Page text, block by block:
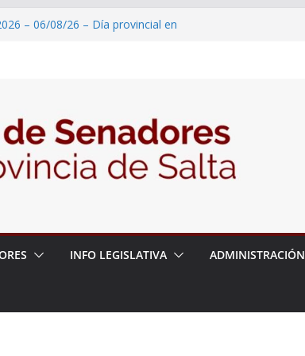
– 06/08/26 – Día provincial en
– 06/08/26 – Protección
de banana
– 06/08/26 – Ejecución de obras
de la Comisaria N° 2 del municipio
INFO LEGISLATIVA ADMINISTRACIÓN